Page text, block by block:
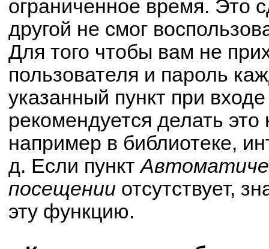
ограниченное время. Это
другой не смог
Для того чтобы вам не
пользователя и пароль
указанный пункт при
рекомендуется делать
например в библиотеке,
д. Если пункт
посещении отсутствует,
эту функцию.